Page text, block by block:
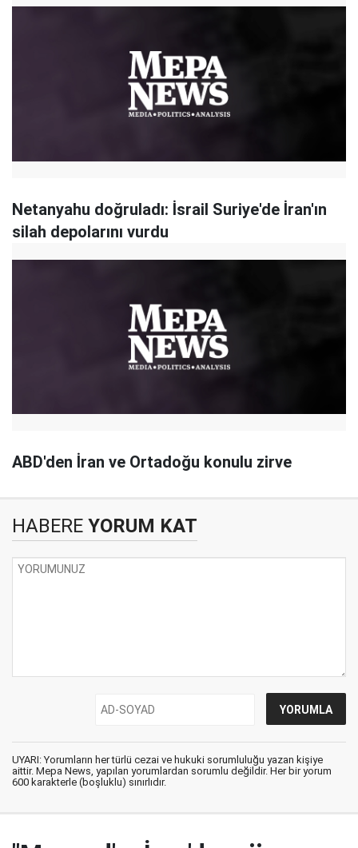
Netanyahu doğruladı: İsrail Suriye'de İran'ın
silah depolarını vurdu
ABD'den İran ve Ortadoğu konulu zirve
HABERE YORUM KAT
UYARI: Yorumların her türlü cezai ve hukuki sorumluluğu yazan kişiye
aittir. Mepa News, yapılan yorumlardan sorumlu değildir. Her bir yorum
600 karakterle (boşluklu) sınırlıdır.